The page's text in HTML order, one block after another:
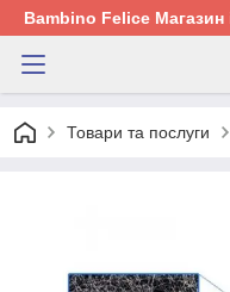
Bambino Felice Магазин
Товари та послуги